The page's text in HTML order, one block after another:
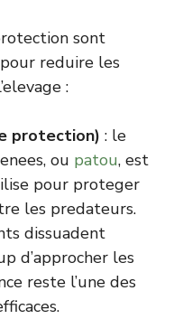
sont
reduire les
:
protection) : le
ou patou, est
pour proteger
les predateurs.
dissuadent
d’approcher les
reste l’une des